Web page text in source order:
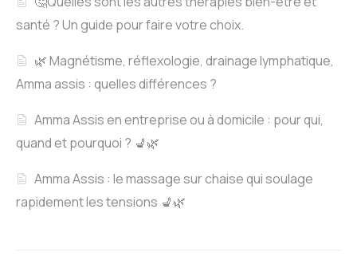
santé ? Un guide pour faire votre choix.
🌿 Magnétisme, réflexologie, drainage lymphatique,
Amma assis : quelles différences ?
Amma Assis en entreprise ou à domicile : pour qui,
quand et pourquoi ? 💺🌿
Amma Assis : le massage sur chaise qui soulage
rapidement les tensions 💺🌿